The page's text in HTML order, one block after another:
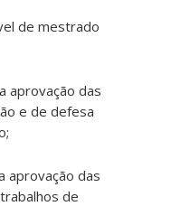
de mestrado
aprovação das
e de defesa
aprovação das
de